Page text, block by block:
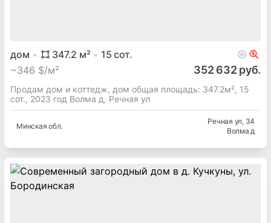
дом 347.2 м² 15 сот.
~346 $/м² 352 632 руб.
Продам дом и коттедж, дом общая площадь: 347.2м², 15
сот., 2023 год Волма д, Речная ул
Минская обл.
Речная ул, 34
Волма д